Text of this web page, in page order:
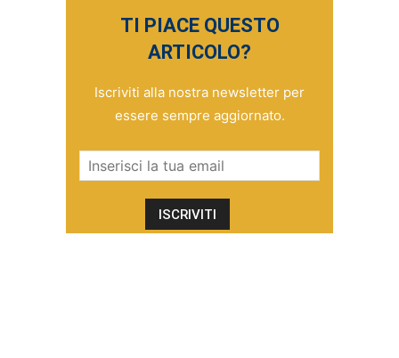
TI PIACE QUESTO
ARTICOLO?
Iscriviti alla nostra newsletter per
essere sempre aggiornato.